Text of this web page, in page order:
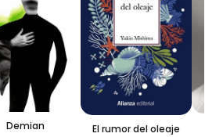
Demian El rumor del oleaje